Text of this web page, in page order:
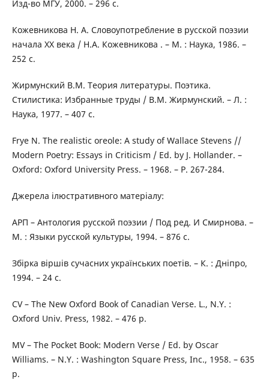
Изд-во МГУ, 2000. – 296 с.
Кожевникова Н. А. Словоупотребление в русской поэзии
начала ХХ века / Н.А. Кожевникова . – М. : Наука, 1986. –
252 с.
Жирмунский В.М. Теория литературы. Поэтика.
Стилистика: Избранные труды / В.М. Жирмунский. – Л. :
Наука, 1977. – 407 с.
Frye N. The realistic oreole: A study of Wallace Stevens //
Modern Poetry: Essays in Criticism / Ed. by J. Hollander. –
Oxford: Oxford University Press. – 1968. – P. 267-284.
Джерела ілюстративного матеріалу:
АРП – Антология русской поэзии / Под ред. И Смирнова. –
М. : Языки русской культуры, 1994. – 876 с.
Збірка віршів сучасних українських поетів. – К. : Дніпро,
1994. – 24 с.
CV – The New Oxford Book of Canadian Verse. L., N.Y. :
Oxford Univ. Press, 1982. – 476 p.
MV – The Pocket Book: Modern Verse / Ed. by Oscar
Williams. – N.Y. : Washington Square Press, Inc., 1958. – 635
p.